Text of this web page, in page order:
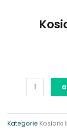
Kosiarka
300
Kategorie Kosiarki